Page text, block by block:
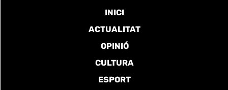
INICI
ACTUALITAT
OPINIÓ
CULTURA
ESPORT